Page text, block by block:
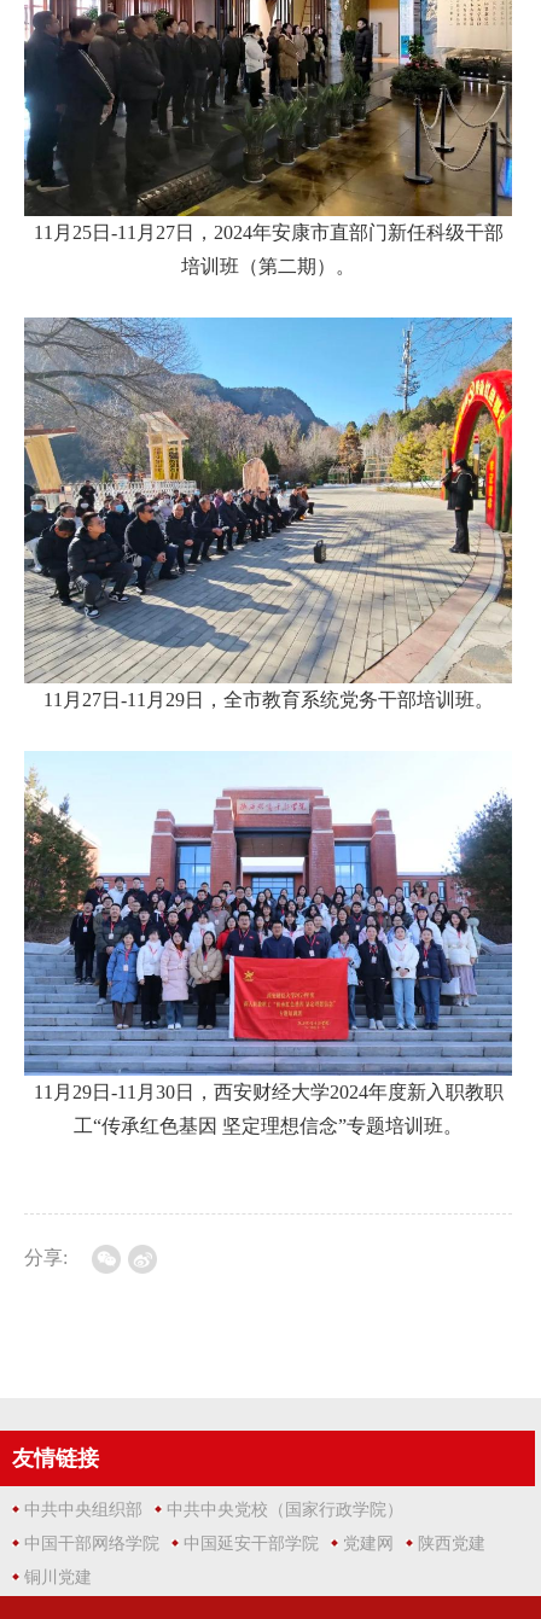
11月25日-11月27日，2024年安康市直部门新任科级干部
培训班（第二期）。
11月27日-11月29日，全市教育系统党务干部培训班。
11月29日-11月30日，西安财经大学2024年度新入职教职
工“传承红色基因 坚定理想信念”专题培训班。
分享:
友情链接
中共中央组织部
中共中央党校（国家行政学院）
中国干部网络学院
中国延安干部学院 党建网
陕西党建
铜川党建